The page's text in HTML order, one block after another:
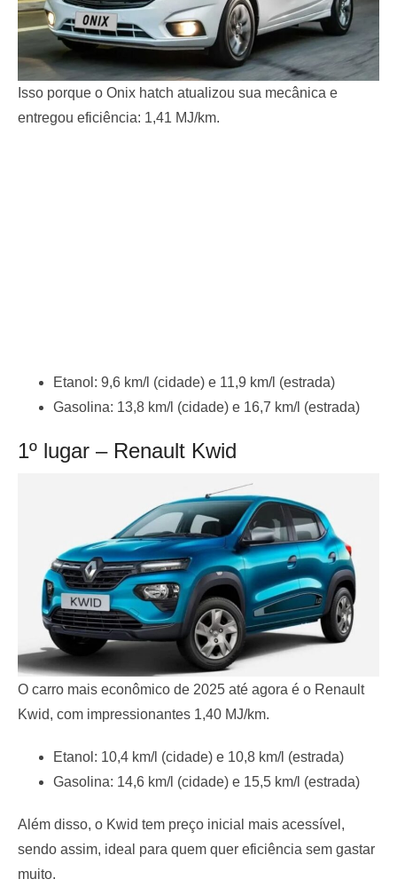
Isso porque o Onix hatch atualizou sua mecânica e
entregou eficiência: 1,41 MJ/km.
Etanol: 9,6 km/l (cidade) e 11,9 km/l (estrada)
Gasolina: 13,8 km/l (cidade) e 16,7 km/l (estrada)
1º lugar – Renault Kwid
O carro mais econômico de 2025 até agora é o Renault
Kwid, com impressionantes 1,40 MJ/km.
Etanol: 10,4 km/l (cidade) e 10,8 km/l (estrada)
Gasolina: 14,6 km/l (cidade) e 15,5 km/l (estrada)
Além disso, o Kwid tem preço inicial mais acessível,
sendo assim, ideal para quem quer eficiência sem gastar
muito.